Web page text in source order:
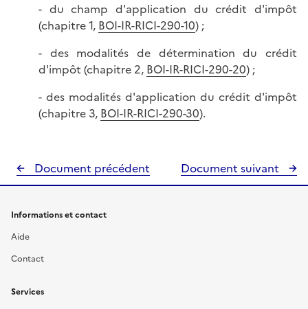
- du champ d'application du crédit d'impôt
(chapitre 1, BOI-IR-RICI-290-10) ;
- des modalités de détermination du crédit
d'impôt (chapitre 2, BOI-IR-RICI-290-20) ;
- des modalités d'application du crédit d'impôt
(chapitre 3, BOI-IR-RICI-290-30).
Document précédent Document suivant
Informations et contact
Aide
Contact
Services